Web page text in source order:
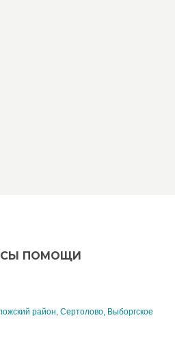
ПОМОЩИ
район, Сертолово, Выборгское